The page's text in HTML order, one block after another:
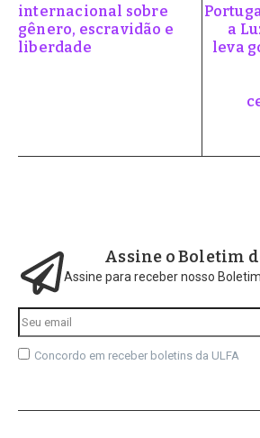
internacional sobre
gênero, escravidão e
liberdade
a
leva
Assine o Boletim
Assine para receber nosso
Concordo em receber boletins da ULFA